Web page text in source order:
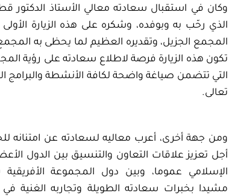
وكان في استقبال سعادته معالي الأستاذ الدكتور
الذي رحّب به وبوفده، وشكره على هذه الزيارة
المجمع الجزيل، وتقديره العظيم لما يحظى به
تكون هذه الزيارة فرصة لاطلاع سعادته على رؤية
التي تتضمن صياغة واضحة لكافة الأنشطة والبرامج
تعالى.
ومن جهة أخرى، أعرب معاليه لسعادته عن امتنانه
أجل تعزيز علاقات التعاون والتنسيق بين الدول
الإسلامي عموما، وبين دول المجموعة
مشيدا بخبرات سعادته الطويلة وتجاربه الغنية في